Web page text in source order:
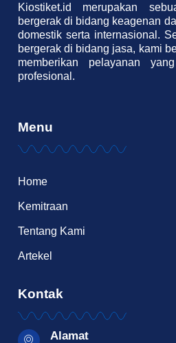
Kiostiket.id merupakan
bergerak di bidang keagenan
domestik serta internasional.
bergerak di bidang jasa, kami
memberikan pelayanan
profesional.
Menu
Home
Kemitraan
Tentang Kami
Artekel
Kontak
Alamat